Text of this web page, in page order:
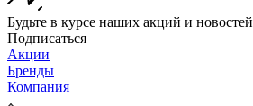
Будьте в курсе наших акций и новостей
Подписаться
Акции
Бренды
Компания